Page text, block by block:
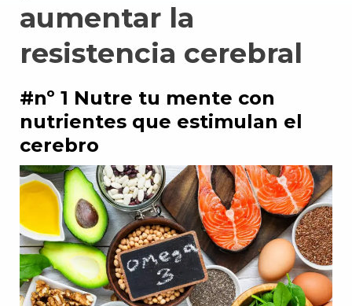
aumentar la
resistencia cerebral
#nº 1 Nutre tu mente con
nutrientes que estimulan el
cerebro